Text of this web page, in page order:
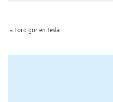
« Ford gör en Tesla